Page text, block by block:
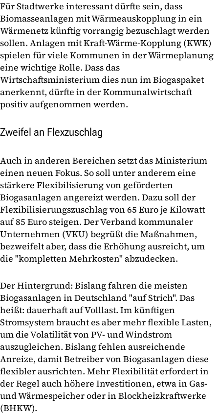
Für Stadtwerke interessant dürfte sein, dass
Biomasseanlagen mit Wärmeauskopplung in ein
Wärmenetz künftig vorrangig bezuschlagt werden
sollen. Anlagen mit Kraft-Wärme-Kopplung (KWK)
spielen für viele Kommunen in der Wärmeplanung
eine wichtige Rolle. Dass das
Wirtschaftsministerium dies nun im Biogaspaket
anerkennt, dürfte in der Kommunalwirtschaft
positiv aufgenommen werden.
Zweifel an Flexzuschlag
Auch in anderen Bereichen setzt das Ministerium
einen neuen Fokus. So soll unter anderem eine
stärkere Flexibilisierung von geförderten
Biogasanlagen angereizt werden. Dazu soll der
Flexibilisierungszuschlag von 65 Euro je Kilowatt
auf 85 Euro steigen. Der Verband kommunaler
Unternehmen (VKU) begrüßt die Maßnahmen,
bezweifelt aber, dass die Erhöhung ausreicht, um
die "kompletten Mehrkosten" abzudecken.
Der Hintergrund: Bislang fahren die meisten
Biogasanlagen in Deutschland "auf Strich". Das
heißt: dauerhaft auf Volllast. Im künftigen
Stromsystem braucht es aber mehr flexible Lasten,
um die Volatilität von PV- und Windstrom
auszugleichen. Bislang fehlen ausreichende
Anreize, damit Betreiber von Biogasanlagen diese
flexibler ausrichten. Mehr Flexibilität erfordert in
der Regel auch höhere Investitionen, etwa in Gas-
und Wärmespeicher oder in Blockheizkraftwerke
(BHKW).